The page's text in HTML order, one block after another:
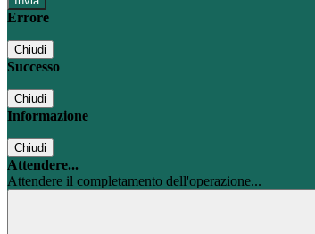
Errore
Chiudi
Successo
Chiudi
Informazione
Chiudi
Attendere...
Attendere il completamento dell'operazione...